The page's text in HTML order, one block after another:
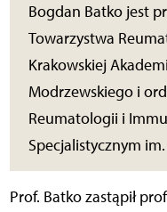
Bogdan Batko jest
Towarzystwa
Krakowskiej
Modrzewskiego i
Reumatologii i
Specjalistycznym
Prof. Batko zastąpił